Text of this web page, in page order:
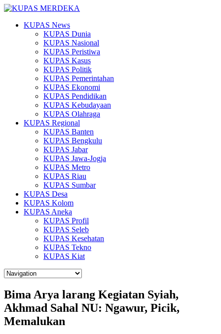
KUPAS News
KUPAS Dunia
KUPAS Nasional
KUPAS Peristiwa
KUPAS Kasus
KUPAS Politik
KUPAS Pemerintahan
KUPAS Ekonomi
KUPAS Pendidikan
KUPAS Kebudayaan
KUPAS Olahraga
KUPAS Regional
KUPAS Banten
KUPAS Bengkulu
KUPAS Jabar
KUPAS Jawa-Jogja
KUPAS Metro
KUPAS Riau
KUPAS Sumbar
KUPAS Desa
KUPAS Kolom
KUPAS Aneka
KUPAS Profil
KUPAS Seleb
KUPAS Kesehatan
KUPAS Tekno
KUPAS Kiat
Bima Arya larang Kegiatan Syiah,
Akhmad Sahal NU: Ngawur, Picik,
Memalukan